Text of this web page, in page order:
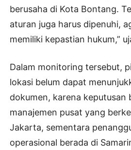
berusaha di Kota Bontang.
aturan juga harus dipenuhi,
memiliki kepastian hukum,”
Dalam monitoring tersebut,
lokasi belum dapat
dokumen, karena keputusan
manajemen pusat yang
Jakarta, sementara
operasional berada di